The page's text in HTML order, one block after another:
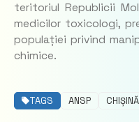
teritoriul Republicii
medicilor toxicologi,
populației privind
chimice.
TAGS ANSP